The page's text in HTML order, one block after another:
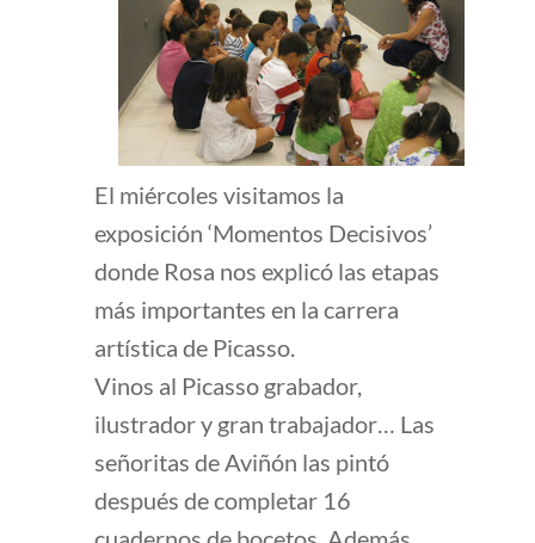
El miércoles visitamos la
exposición ‘Momentos Decisivos’
donde Rosa nos explicó las etapas
más importantes en la carrera
artística de Picasso.
Vinos al Picasso grabador,
ilustrador y gran trabajador… Las
señoritas de Aviñón las pintó
después de completar 16